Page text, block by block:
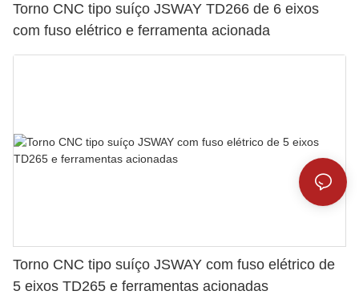
Torno CNC tipo suíço JSWAY TD266 de 6 eixos
com fuso elétrico e ferramenta acionada
Torno CNC tipo suíço JSWAY com fuso elétrico de
5 eixos TD265 e ferramentas acionadas